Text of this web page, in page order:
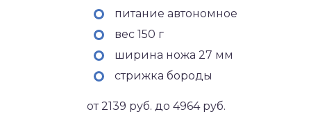
питание автономное
вес 150 г
ширина ножа 27 мм
стрижка бороды
от 2139 руб. до 4964 руб.